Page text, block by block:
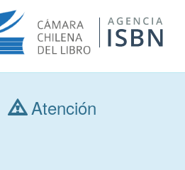
libros
Atención